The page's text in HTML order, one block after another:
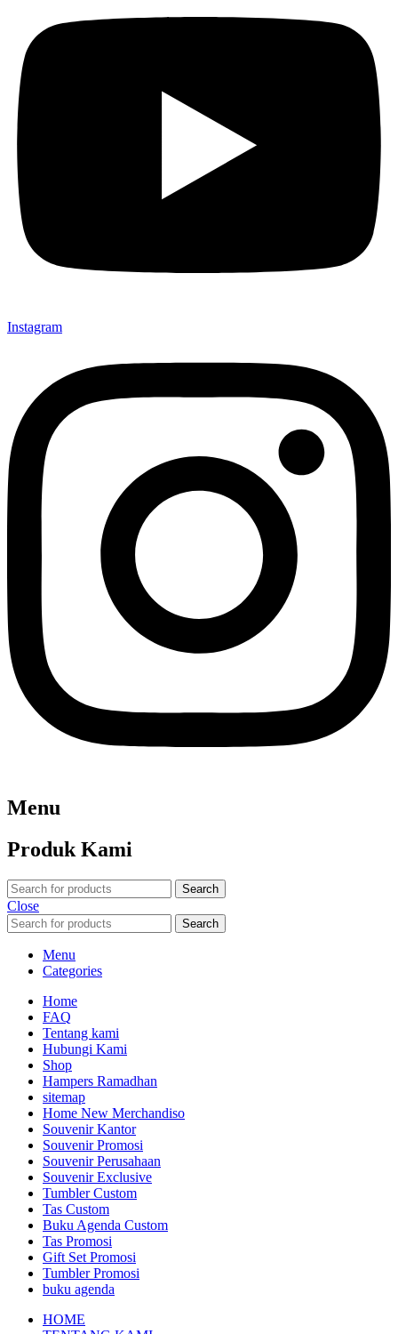
Instagram
Menu
Produk Kami
Search
Close
Search
Menu
Categories
Home
FAQ
Tentang kami
Hubungi Kami
Shop
Hampers Ramadhan
sitemap
Home New Merchandiso
Souvenir Kantor
Souvenir Promosi
Souvenir Perusahaan
Souvenir Exclusive
Tumbler Custom
Tas Custom
Buku Agenda Custom
Tas Promosi
Gift Set Promosi
Tumbler Promosi
buku agenda
HOME